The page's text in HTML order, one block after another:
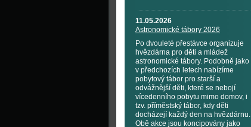
11.05.2026
Astronomické tábory 2026
Po dvouleté přestávce organizuje
hvězdárna pro děti a mládež
astronomické tábory. Podobně jako
v předchozích letech nabízíme
pobytový tábor pro starší a
odvážnější děti, které se nebojí
vícedenního pobytu mimo domov, i
tzv. příměstský tábor, kdy děti
docházejí každý den na hvězdárnu.
Obě akce jsou koncipovány jako